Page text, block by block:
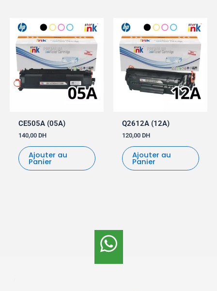
CE505A (05A)
140,00 DH
Ajouter au
Panier
Q2612A (12A)
120,00 DH
Ajouter au
Panier